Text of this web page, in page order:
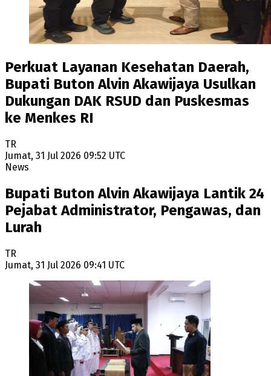
Perkuat Layanan Kesehatan Daerah,
Bupati Buton Alvin Akawijaya Usulkan
Dukungan DAK RSUD dan Puskesmas
ke Menkes RI
TR
Jumat, 31 Jul 2026 09:52 UTC
News
Bupati Buton Alvin Akawijaya Lantik 24
Pejabat Administrator, Pengawas, dan
Lurah
TR
Jumat, 31 Jul 2026 09:41 UTC